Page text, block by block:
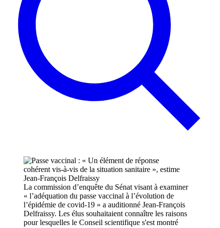
La commission d’enquête du Sénat visant à examiner
« l’adéquation du passe vaccinal à l’évolution de
l’épidémie de covid-19 » a auditionné Jean-François
Delfraissy. Les élus souhaitaient connaître les raisons
pour lesquelles le Conseil scientifique s'est montré